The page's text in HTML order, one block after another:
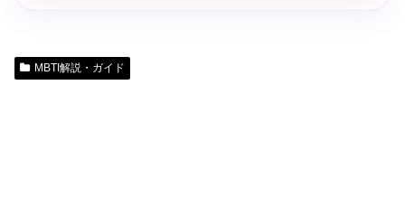
MBTI解説・ガイド